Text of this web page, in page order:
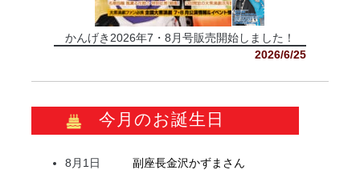
かんげき2026年7・8月号販売開始しました！
2026/6/25
今月のお誕生日
8月1日 副座長金沢かずま さん